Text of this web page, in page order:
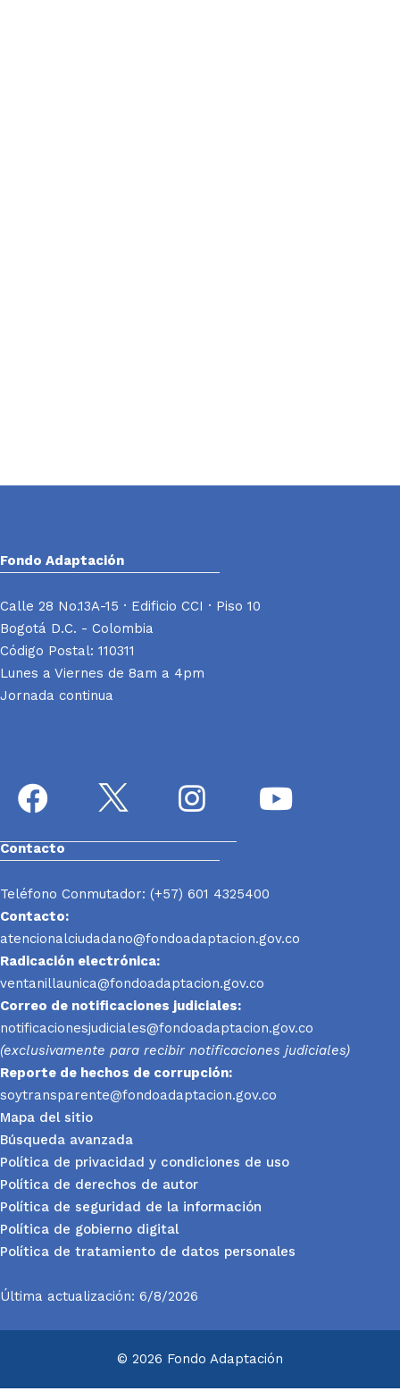
Fondo Adaptación
Calle 28 No.13A-15 · Edificio CCI · Piso 10
Bogotá D.C. - Colombia
Código Postal: 110311
Lunes a Viernes de 8am a 4pm
Jornada continua
Contacto
Teléfono Conmutador: (+57) 601 4325400
Contacto:
atencionalciudadano@fondoadaptacion.gov.co
Radicación electrónica:
ventanillaunica@fondoadaptacion.gov.co
Correo de notificaciones judiciales:
notificacionesjudiciales@fondoadaptacion.gov.co
(exclusivamente para recibir notificaciones judiciales)
Reporte de hechos de corrupción:
soytransparente@fondoadaptacion.gov.co
Mapa del sitio
Búsqueda avanzada
Política de privacidad y condiciones de uso
Política de derechos de autor
Política de seguridad de la información
Política de gobierno digital
Política de tratamiento de datos personales
Última actualización: 6/8/2026
© 2026 Fondo Adaptación